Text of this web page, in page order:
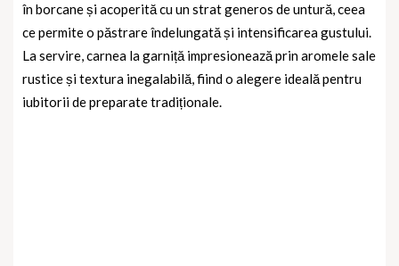
în borcane și acoperită cu un strat generos de untură, ceea
ce permite o păstrare îndelungată și intensificarea gustului.
La servire, carnea la garniță impresionează prin aromele sale
rustice și textura inegalabilă, fiind o alegere ideală pentru
iubitorii de preparate tradiționale.